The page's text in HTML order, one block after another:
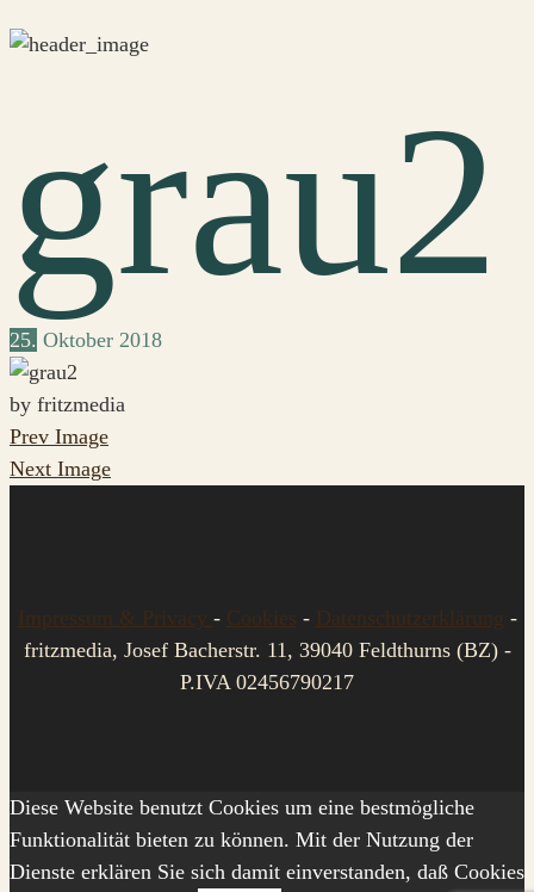
grau2
25. Oktober 2018
by fritzmedia
Prev Image
Next Image
Impressum & Privacy - Cookies - Datenschutzerklärung -
fritzmedia, Josef Bacherstr. 11, 39040 Feldthurns (BZ) -
P.IVA 02456790217
Diese Website benutzt Cookies um eine bestmögliche
Funktionalität bieten zu können. Mit der Nutzung der
Dienste erklären Sie sich damit einverstanden, daß Cookies